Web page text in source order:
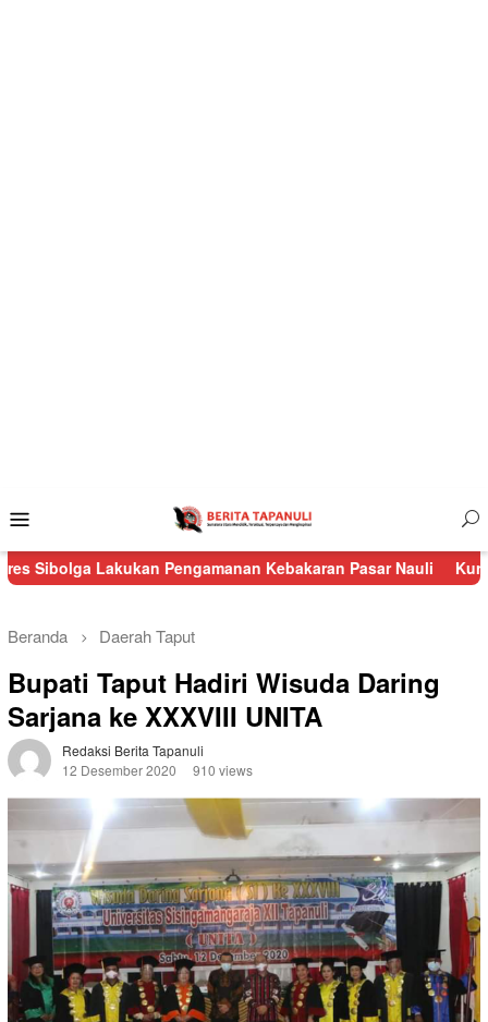
Mobile
Pengamanan Kebakaran Pasar Nauli Kurang dari 24
Beranda DaerahTaput
Bupati Taput Hadiri Wisuda Daring
Sarjana ke XXXVIII UNITA
Redaksi Berita Tapanuli
12 Desember 2020
910 views